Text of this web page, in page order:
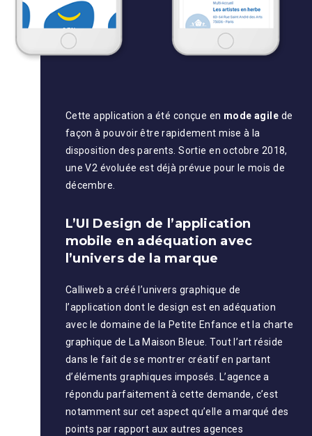
Cette application a été conçue en mode agile de
façon à pouvoir être rapidement mise à la
disposition des parents. Sortie en octobre 2018,
une V2 évoluée est déjà prévue pour le mois de
décembre.
L’UI Design de l’application
mobile en adéquation avec
l’univers de la marque
Calliweb a créé l’univers graphique de
l’application dont le design est en adéquation
avec le domaine de la Petite Enfance et la charte
graphique de La Maison Bleue. Tout l’art réside
dans le fait de se montrer créatif en partant
d’éléments graphiques imposés. L’agence a
répondu parfaitement à cette demande, c’est
notamment sur cet aspect qu’elle a marqué des
points par rapport aux autres agences